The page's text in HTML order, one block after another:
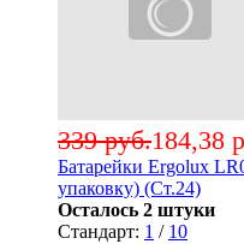
184,38
339 руб.
Батарейки Ergolux
упаковку) (Ст.24)
Осталось 2 штуки
Стандарт: 1 / 10